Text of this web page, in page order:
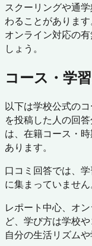
スクーリングや通
わることがありま
オンライン対応の
しょう。
コース・学
以下は学校公式の
を投稿した人の回
は、在籍コース・
あります。
口コミ回答では、
に集まっていません
レポート中心、オ
ど、学び方は学校
自分の生活リズム